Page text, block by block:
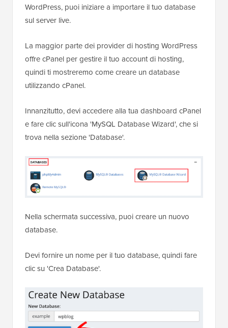
WordPress, puoi iniziare a importare il tuo database
sul server live.
La maggior parte dei provider di hosting WordPress
offre cPanel per gestire il tuo account di hosting,
quindi ti mostreremo come creare un database
utilizzando cPanel.
Innanzitutto, devi accedere alla tua dashboard cPanel
e fare clic sull'icona 'MySQL Database Wizard', che si
trova nella sezione 'Database'.
Nella schermata successiva, puoi creare un nuovo
database.
Devi fornire un nome per il tuo database, quindi fare
clic su 'Crea Database'.